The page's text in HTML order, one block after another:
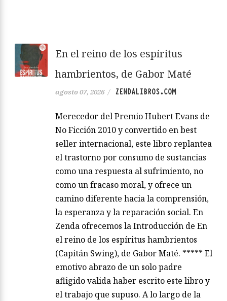
En el reino de los espíritus
hambrientos, de Gabor Maté
agosto 07, 2026 / ZENDALIBROS.COM
Merecedor del Premio Hubert Evans de
No Ficción 2010 y convertido en best
seller internacional, este libro replantea
el trastorno por consumo de sustancias
como una respuesta al sufrimiento, no
como un fracaso moral, y ofrece un
camino diferente hacia la comprensión,
la esperanza y la reparación social. En
Zenda ofrecemos la Introducción de En
el reino de los espíritus hambrientos
(Capitán Swing), de Gabor Maté. ***** El
emotivo abrazo de un solo padre
afligido valida haber escrito este libro y
el trabajo que supuso. A lo largo de la